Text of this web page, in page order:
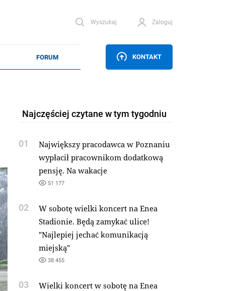
Wyszukaj Zaloguj
KONTAKT
Najczęściej czytane w tym tygodniu
01
Największy pracodawca w Poznaniu
wypłacił pracownikom dodatkową
pensję. Na wakacje
51 177
02
W sobotę wielki koncert na Enea
Stadionie. Będą zamykać ulice!
"Najlepiej jechać komunikacją
miejską"
38 455
03
Wielki koncert w sobotę na Enea